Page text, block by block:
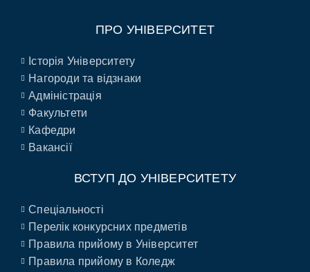
ПРО УНІВЕРСИТЕТ
Історія Університету
Нагороди та відзнаки
Адміністрація
Факультети
Кафедри
Вакансії
ВСТУП ДО УНІВЕРСИТЕТУ
Спеціальності
Перелік конкурсних предметів
Правила прийому в Університет
Правила прийому в Коледж